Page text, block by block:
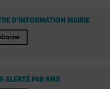
D'INFORMATION MAIRIE
ALERTÉ PAR SMS